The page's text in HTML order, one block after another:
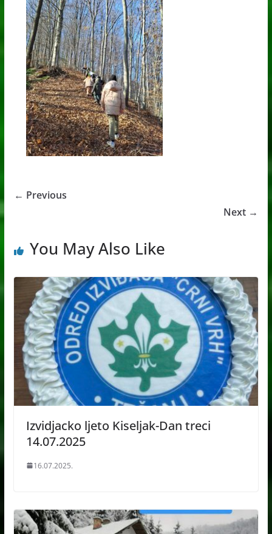
← Previous
Next →
You May Also Like
Izvidjacko ljeto Kiseljak-Dan treci
14.07.2025
16.07.2025.